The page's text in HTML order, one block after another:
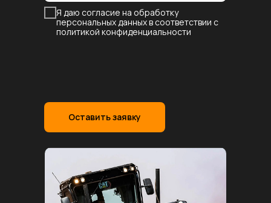
Я даю согласие на обработку
персональных данных в соответствии с
политикой конфиденциальности
Оставить заявку